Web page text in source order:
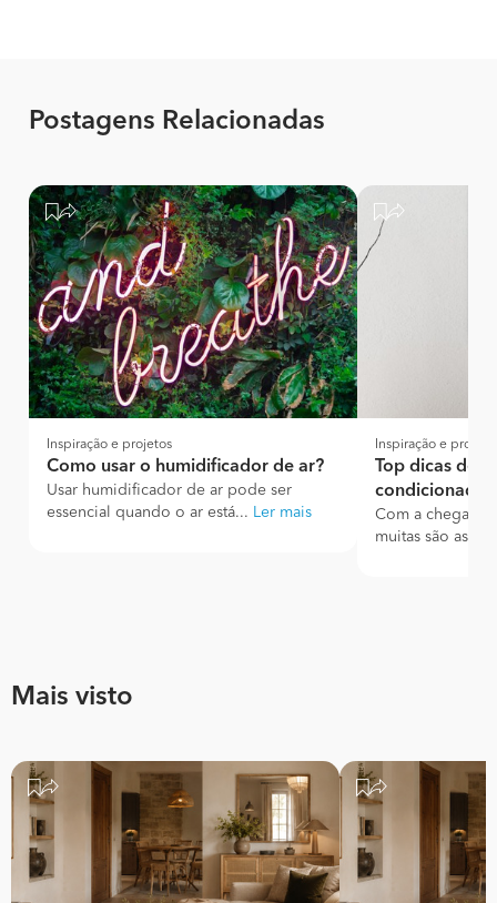
Postagens Relacionadas
Inspiração e projetos
Como usar o humidificador de ar?
Usar humidificador de ar pode ser
essencial quando o ar está... Ler mais
Inspiração e
Top dicas de
condicionado
Com a chegada
muitas são as
Mais visto